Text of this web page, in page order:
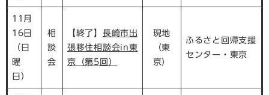
11月
16日
（日
曜
日）
相
談
会
【終了】 長崎市出
張移住相談会in東
京（第5回）
現地
（東
京）
ふるさと回帰支援
センター・東京